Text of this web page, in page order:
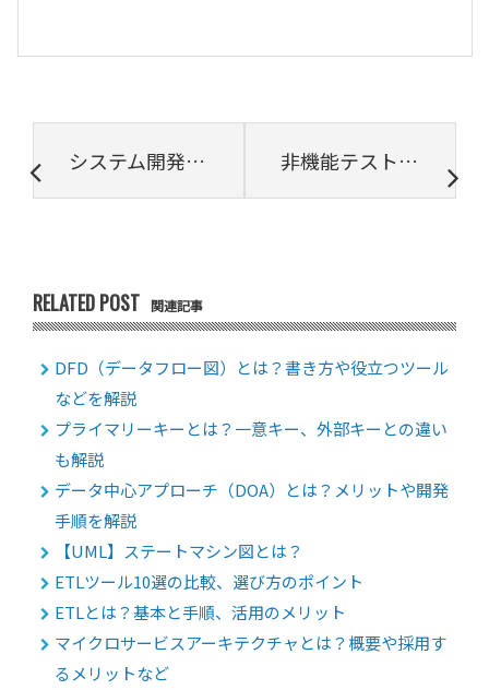
システム開発工程に必要なKPIとは 非機能テストとは？種類や重要性、実施すべき課題例についてもご紹介
RELATED POST 関連記事
DFD（データフロー図）とは？書き方や役立つツール
などを解説
プライマリーキーとは？一意キー、外部キーとの違い
も解説
データ中心アプローチ（DOA）とは？メリットや開発
手順を解説
【UML】ステートマシン図とは？
ETLツール10選の比較、選び方のポイント
ETLとは？基本と手順、活用のメリット
マイクロサービスアーキテクチャとは？概要や採用す
るメリットなど